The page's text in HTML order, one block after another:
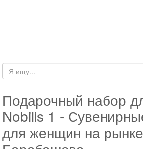
Подарочный набор
Nobilis 1 -
для женщин на рынке